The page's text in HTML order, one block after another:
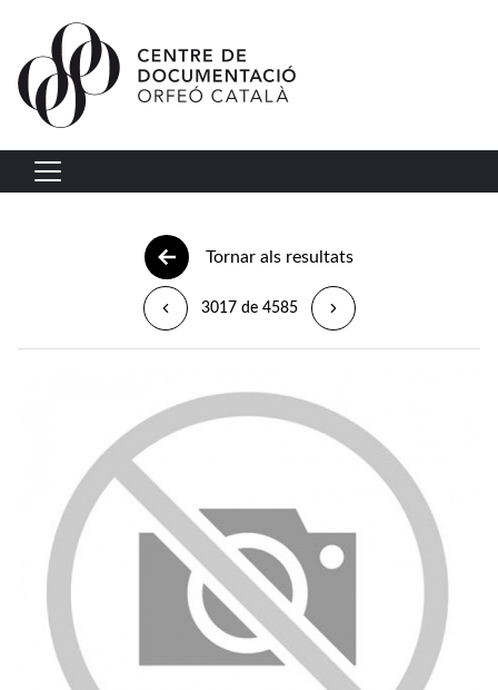
Vés al contingut
Navegació principal
Tornar als resultats
3017 de 4585